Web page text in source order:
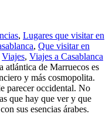
, Lugares que visitar en
, Que visitar en
Viajes, Viajes a Casablanca
atlántica de Marruecos es
y más cosmopolita.
parecer occidental. No
que hay que ver y que
sus esencias árabes.